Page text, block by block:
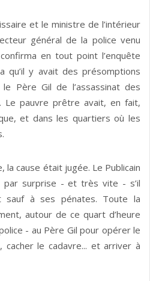
et le ministre de l’intérieur
général de la police venu
en tout point l’enquête
qu’il y avait des présomptions
Père Gil de l’assassinat des
Le pauvre prêtre avait, en fait,
et dans les quartiers où les
la cause était jugée. Le Publicain
par surprise - et très vite - s’il
sauf à ses pénates. Toute la
autour de ce quart d’heure
- au Père Gil pour opérer le
le cadavre... et arriver à